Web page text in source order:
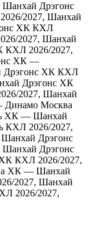
Дрэгонс
2027, Шанхай
ХК КХЛ
2027, Шанхай
КХЛ 2026/2027,
ХК —
Дрэгонс ХК КХЛ
Дрэгонс ХК
2027, Шанхай
Динамо Москва
ХК — Шанхай
КХЛ 2026/2027,
Дрэгонс
Дрэгонс
КХЛ 2026/2027,
ХК — Шанхай
2027, Шанхай
2026/2027,